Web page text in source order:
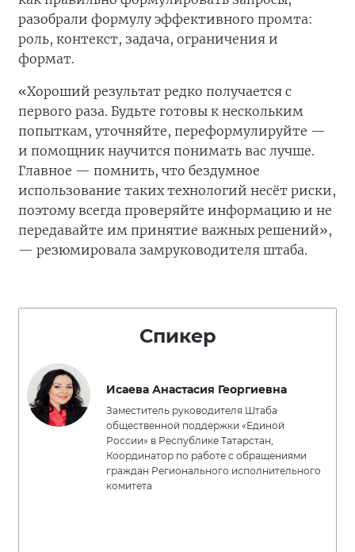
разобрали формулу эффективного промта:
роль, контекст, задача, ограничения и
формат.
«Хороший результат редко получается с
первого раза. Будьте готовы к нескольким
попыткам, уточняйте, переформулируйте —
и помощник научится понимать вас лучше.
Главное — помнить, что бездумное
использование таких технологий несёт риски,
поэтому всегда проверяйте информацию и не
передавайте им принятие важных решений»,
— резюмировала замруководителя штаба.
Спикер
Исаева Анастасия Георгиевна
Заместитель руководителя Штаба
общественной поддержки «Единой
России» в Республике Татарстан,
Координатор по работе с обращениями
граждан Регионального исполнительного
комитета